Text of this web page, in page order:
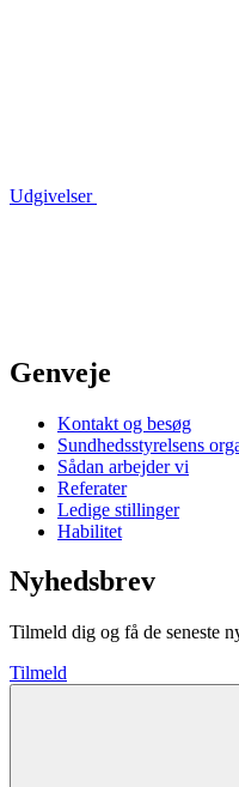
Udgivelser
Genveje
Kontakt og besøg
Sundhedsstyrelsens
Sådan arbejder vi
Referater
Ledige stillinger
Habilitet
Nyhedsbrev
Tilmeld dig og få de seneste
Tilmeld